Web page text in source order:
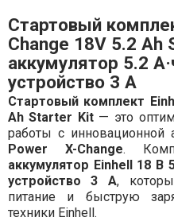
Стартовый
Change 18V 5.2 Ah
аккумулятор 5.2
устройство 3 А
Стартовый комплект
Ah Starter Kit— это
работы с инновационной
Power X-Change.
аккумулятор Einhell 18 В
устройство 3 А,
питание и быструю
техники Einhell.